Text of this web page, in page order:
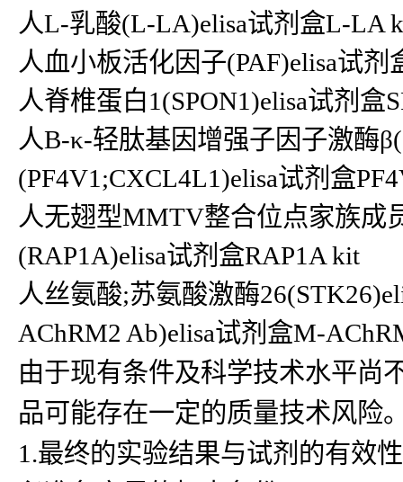
人L-乳酸(L-LA)elisa试剂盒L-LA
人血小板活化因子(PAF)elisa试
人脊椎蛋白1(SPON1)elisa试剂盒
人B-κ-轻肽基因增强子因子激酶
(PF4V1;CXCL4L1)elisa试剂盒
人无翅型MMTV整合位点家族成
(RAP1A)elisa试剂盒RAP1A kit
人丝氨酸;苏氨酸激酶
AChRM2 Ab)elisa试剂盒M-
由于现有条件及科学技术水平尚
品可能存在一定的质量技术风险
1.最终的实验结果与试剂的有效